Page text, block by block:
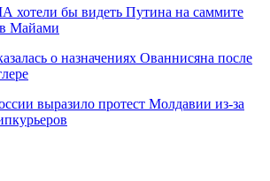
бы видеть Путина на саммите
Майами
о назначениях Ованнисяна после
выразило протест Молдавии из-за